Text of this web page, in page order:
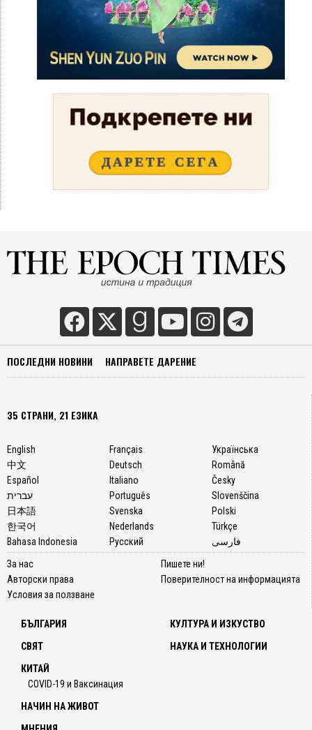
ПОСЛЕДНИ НОВИНИ НАПРАВЕТЕ ДАРЕНИЕ
35 СТРАНИ, 21 ЕЗИКА
English
中文
Español
עברית
日本語
한국어
Bahasa Indonesia
Français
Deutsch
Italiano
Português
Svenska
Nederlands
Русский
Українська
Română
Česky
Slovenščina
Polski
Türkçe
فارسی
За нас
Авторски права
Условия за ползване
Пишете ни!
Поверителност на информацията
БЪЛГАРИЯ
СВЯТ
КИТАЙ
COVID-19 и Ваксинация
КУЛТУРА И ИЗКУСТВО
НАУКА И ТЕХНОЛОГИИ
НАЧИН НА ЖИВОТ